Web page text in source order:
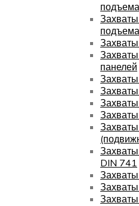
Захваты
панелей
Захваты
DIN 741